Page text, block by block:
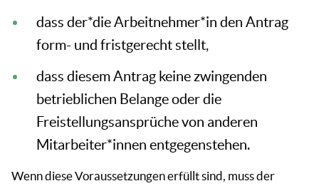
dass der*die Arbeitnehmer*in den Antrag
form- und fristgerecht stellt,
dass diesem Antrag keine zwingenden
betrieblichen Belange oder die
Freistellungsansprüche von anderen
Mitarbeiter*innen entgegenstehen.
Wenn diese Voraussetzungen erfüllt sind, muss der